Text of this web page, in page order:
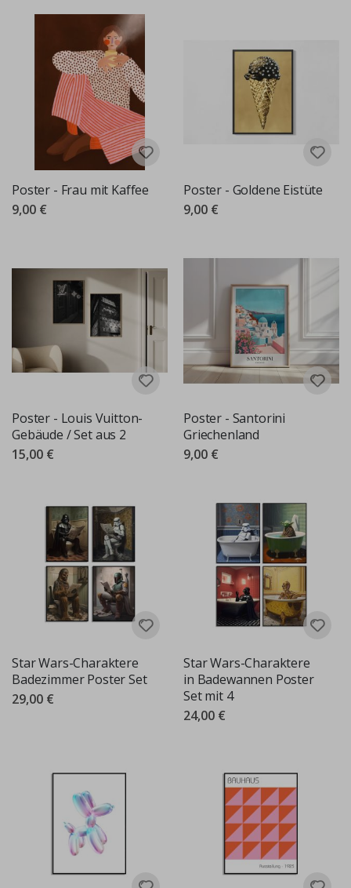
Poster - Frau mit Kaffee
9,00 €
Poster - Goldene Eistüte
9,00 €
Poster - Louis Vuitton-
Gebäude / Set aus 2
15,00 €
Poster - Santorini
Griechenland
9,00 €
Star Wars-Charaktere
Badezimmer Poster Set
29,00 €
Star Wars-Charaktere
in Badewannen Poster
Set mit 4
24,00 €